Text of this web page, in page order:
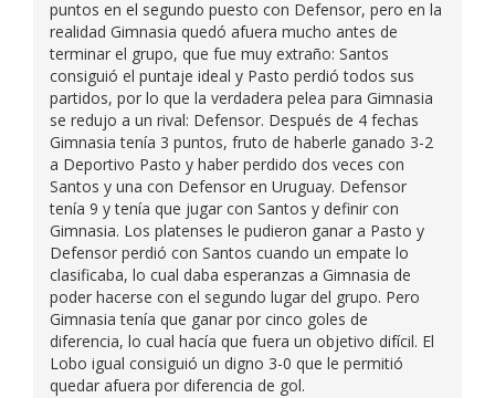
puntos en el segundo puesto con Defensor, pero en la
realidad Gimnasia quedó afuera mucho antes de
terminar el grupo, que fue muy extraño: Santos
consiguió el puntaje ideal y Pasto perdió todos sus
partidos, por lo que la verdadera pelea para Gimnasia
se redujo a un rival: Defensor. Después de 4 fechas
Gimnasia tenía 3 puntos, fruto de haberle ganado 3-2
a Deportivo Pasto y haber perdido dos veces con
Santos y una con Defensor en Uruguay. Defensor
tenía 9 y tenía que jugar con Santos y definir con
Gimnasia. Los platenses le pudieron ganar a Pasto y
Defensor perdió con Santos cuando un empate lo
clasificaba, lo cual daba esperanzas a Gimnasia de
poder hacerse con el segundo lugar del grupo. Pero
Gimnasia tenía que ganar por cinco goles de
diferencia, lo cual hacía que fuera un objetivo difícil. El
Lobo igual consiguió un digno 3-0 que le permitió
quedar afuera por diferencia de gol.